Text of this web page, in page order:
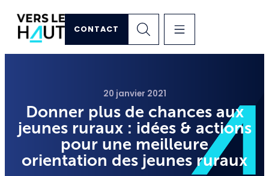
CONTACT
20 janvier 2021
Donner plus de chances aux
jeunes ruraux : idées & actions
pour une meilleure
orientation des jeunes ruraux